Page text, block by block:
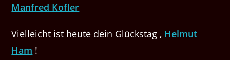
Manfred Kofler
Vielleicht ist heute dein Glückstag , Helmut
Ham !